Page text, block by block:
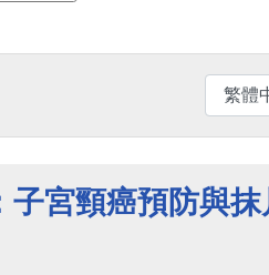
子宮頸癌預防與